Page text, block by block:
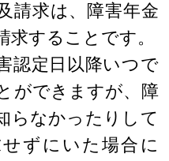
請求は、障害年金
求することです。
認定日以降いつで
ができますが、障
らなかったりして
ずにいた場合に